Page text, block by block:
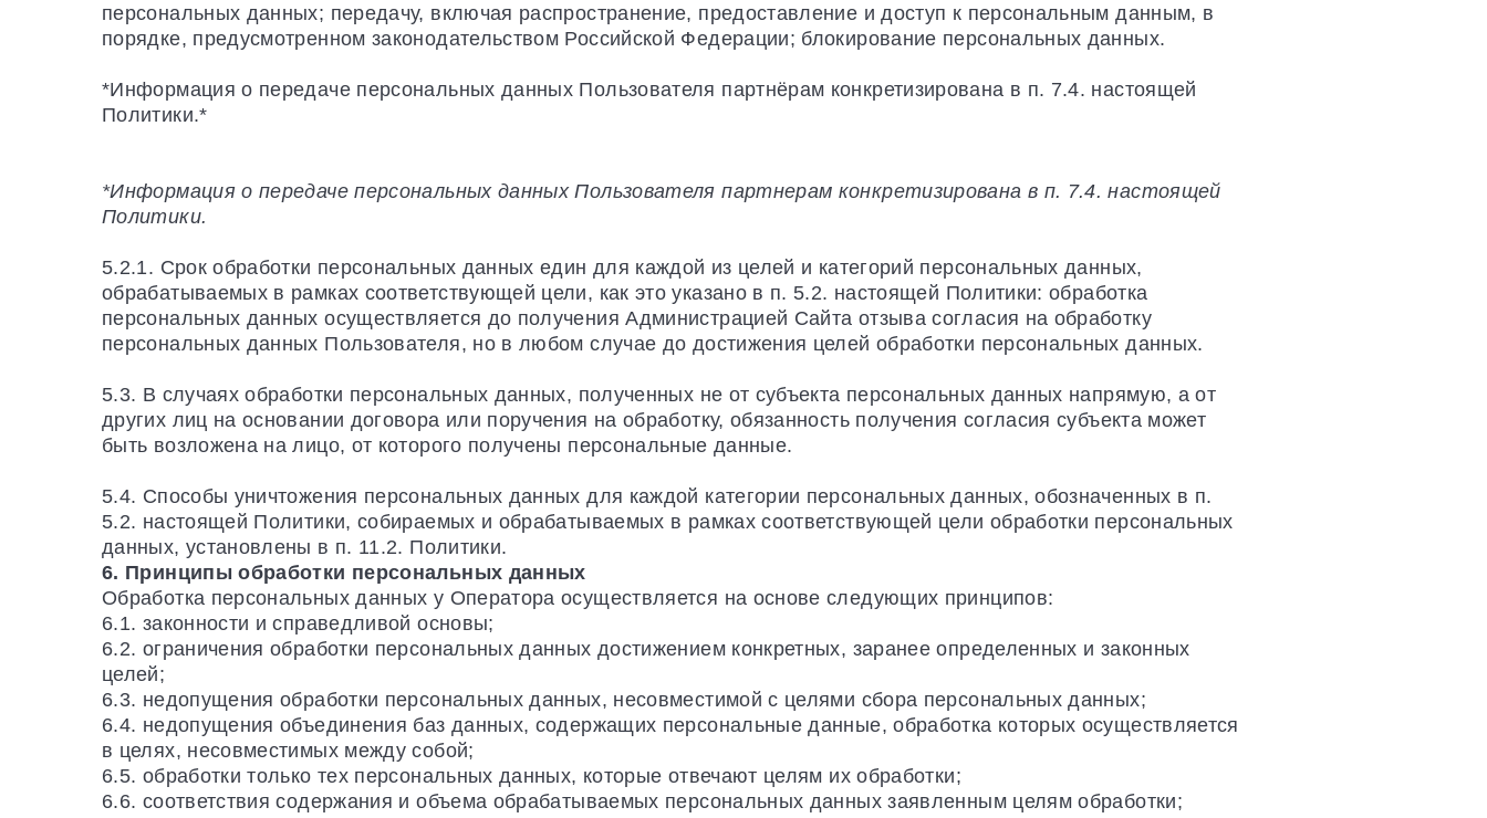
персональных данных; передачу, включая распространение, предоставление и доступ к персональным данным, в
порядке, предусмотренном законодательством Российской Федерации; блокирование персональных данных.
*Информация о передаче персональных данных Пользователя партнёрам конкретизирована в п. 7.4. настоящей
Политики.*
*Информация о передаче персональных данных Пользователя партнерам конкретизирована в п. 7.4. настоящей
Политики.
5.2.1. Срок обработки персональных данных един для каждой из целей и категорий персональных данных,
обрабатываемых в рамках соответствующей цели, как это указано в п. 5.2. настоящей Политики: обработка
персональных данных осуществляется до получения Администрацией Сайта отзыва согласия на обработку
персональных данных Пользователя, но в любом случае до достижения целей обработки персональных данных.
5.3. В случаях обработки персональных данных, полученных не от субъекта персональных данных напрямую, а от
других лиц на основании договора или поручения на обработку, обязанность получения согласия субъекта может
быть возложена на лицо, от которого получены персональные данные.
5.4. Способы уничтожения персональных данных для каждой категории персональных данных, обозначенных в п.
5.2. настоящей Политики, собираемых и обрабатываемых в рамках соответствующей цели обработки персональных
данных, установлены в п. 11.2. Политики.
6. Принципы обработки персональных данных
Обработка персональных данных у Оператора осуществляется на основе следующих принципов:
6.1. законности и справедливой основы;
6.2. ограничения обработки персональных данных достижением конкретных, заранее определенных и законных
целей;
6.3. недопущения обработки персональных данных, несовместимой с целями сбора персональных данных;
6.4. недопущения объединения баз данных, содержащих персональные данные, обработка которых осуществляется
в целях, несовместимых между собой;
6.5. обработки только тех персональных данных, которые отвечают целям их обработки;
6.6. соответствия содержания и объема обрабатываемых персональных данных заявленным целям обработки;